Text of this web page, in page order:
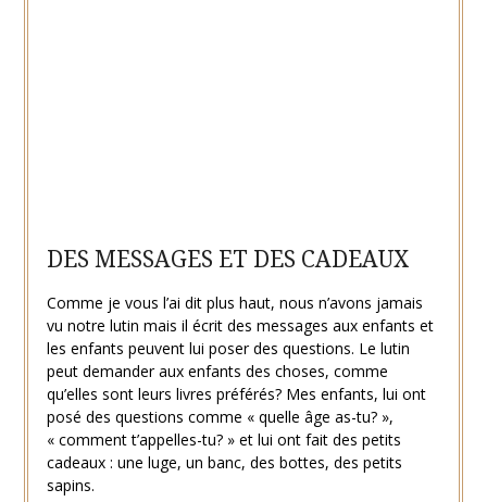
DES MESSAGES ET DES CADEAUX
Comme je vous l’ai dit plus haut, nous n’avons jamais
vu notre lutin mais il écrit des messages aux enfants et
les enfants peuvent lui poser des questions. Le lutin
peut demander aux enfants des choses, comme
qu’elles sont leurs livres préférés? Mes enfants, lui ont
posé des questions comme « quelle âge as-tu? »,
« comment t’appelles-tu? » et lui ont fait des petits
cadeaux : une luge, un banc, des bottes, des petits
sapins.